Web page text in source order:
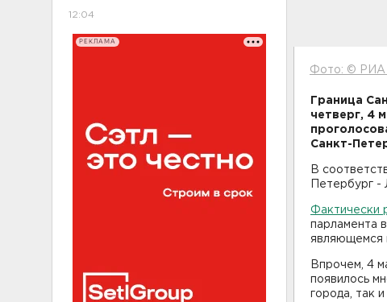
12:04
РЕКЛАМА
Фото: © РИА
Граница
четверг, 4
Санкт-
В
Петербург -
Фактически
парламента
являющемся
Впрочем, 4
появилось
города, так